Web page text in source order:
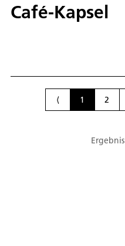
Café-Kapsel
⟨ 1 2
Ergebnis